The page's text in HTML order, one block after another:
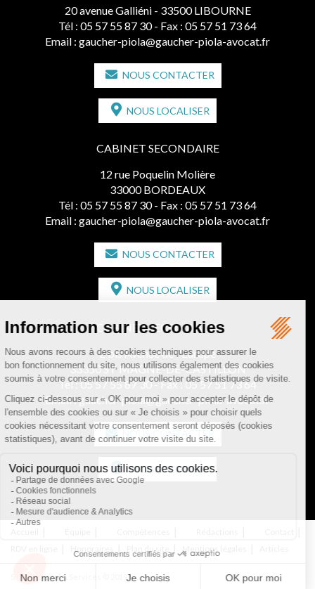
20 avenue Galliéni - 33500 LIBOURNE
Tél : 05 57 55 87 30 - Fax : 05 57 51 73 64
Email : gaucher-piola@gaucher-piola-avocat.fr
NOUS CONTACTER
NOUS LOCALISER
CABINET SECONDAIRE
12 rue Poquelin Molière
33000 BORDEAUX
Tél : 05 57 55 87 30 - Fax : 05 57 51 73 64
Email : gaucher-piola@gaucher-piola-avocat.fr
NOUS CONTACTER
NOUS LOCALISER
CABINET SECONDAIRE
2 bis Avenue de l'Europe
33350 ST MAGNE-DE-CASTILLON
Tél :05 57 55 87 30- Fax : 05 57 51 73 64
Email :gaucher-piola@gaucher-piola-avocat.fr
NOUS CONTACTER
NOUS LOCALISER
Honoraires Plan du site Mentions légales
Septeo Digital & Services © 2019